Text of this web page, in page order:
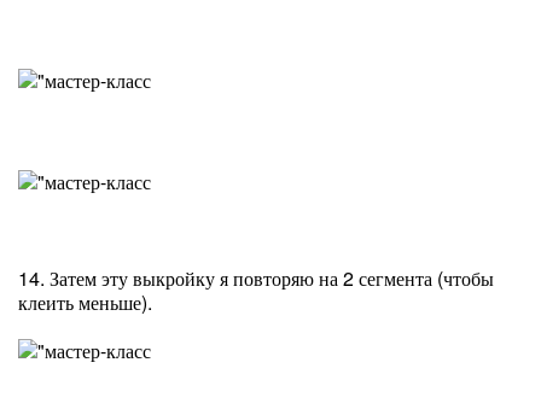
14. Затем эту выкройку я повторяю на 2 сегмента (чтобы
клеить меньше).